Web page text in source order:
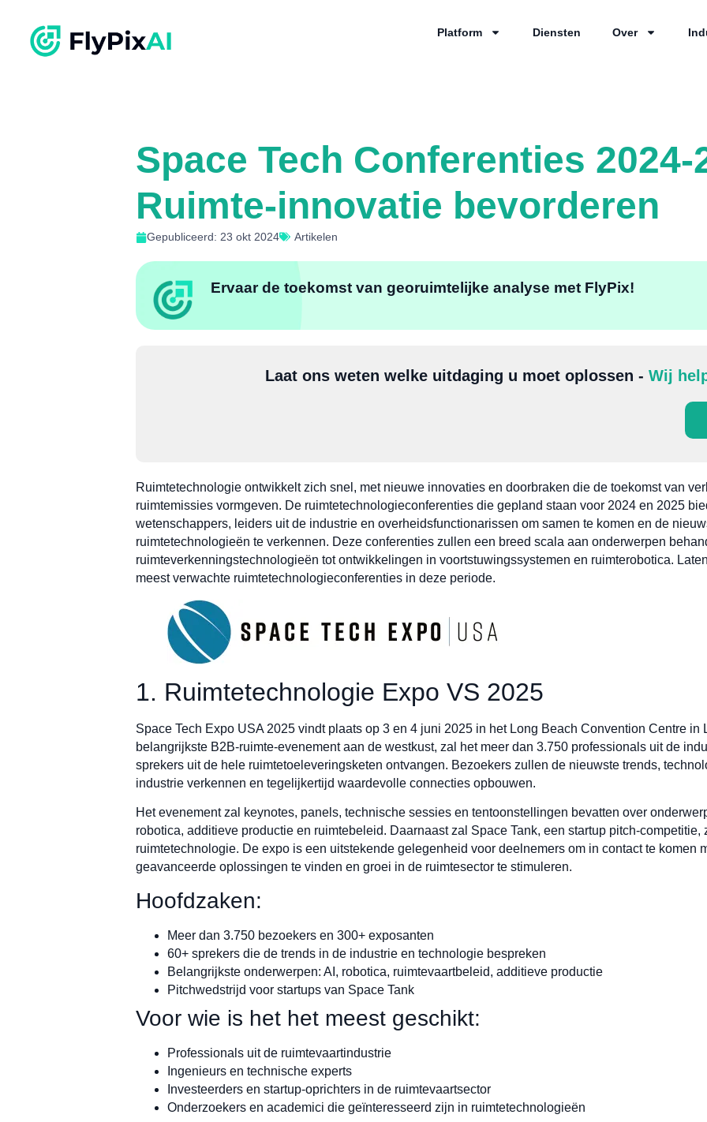
Platform Diensten Over
Space Tech Conferenties 2024-
Ruimte-innovatie bevorderen
Gepubliceerd: 23 okt 2024 Artikelen
Ervaar de toekomst van georuimtelijke analyse met FlyPix!
Laat ons weten welke uitdaging u moet oplossen - Wij
Ruimtetechnologie ontwikkelt zich snel, met nieuwe innovaties en doorbraken die de toekomst van
ruimtemissies vormgeven. De ruimtetechnologieconferenties die gepland staan voor 2024 en 2025
wetenschappers, leiders uit de industrie en overheidsfunctionarissen om samen te komen en de
ruimtetechnologieën te verkennen. Deze conferenties zullen een breed scala aan onderwerpen
ruimteverkenningstechnologieën tot ontwikkelingen in voortstuwingssystemen en ruimterobotica.
meest verwachte ruimtetechnologieconferenties in deze periode.
1. Ruimtetechnologie Expo VS 2025
Space Tech Expo USA 2025 vindt plaats op 3 en 4 juni 2025 in het Long Beach Convention Centre in
belangrijkste B2B-ruimte-evenement aan de westkust, zal het meer dan 3.750 professionals uit de
sprekers uit de hele ruimtetoeleveringsketen ontvangen. Bezoekers zullen de nieuwste trends,
industrie verkennen en tegelijkertijd waardevolle connecties opbouwen.
Het evenement zal keynotes, panels, technische sessies en tentoonstellingen bevatten over
robotica, additieve productie en ruimtebeleid. Daarnaast zal Space Tank, een startup pitch-competitie,
ruimtetechnologie. De expo is een uitstekende gelegenheid voor deelnemers om in contact te komen
geavanceerde oplossingen te vinden en groei in de ruimtesector te stimuleren.
Hoofdzaken:
Meer dan 3.750 bezoekers en 300+ exposanten
60+ sprekers die de trends in de industrie en technologie bespreken
Belangrijkste onderwerpen: AI, robotica, ruimtevaartbeleid, additieve productie
Pitchwedstrijd voor startups van Space Tank
Voor wie is het het meest geschikt:
Professionals uit de ruimtevaartindustrie
Ingenieurs en technische experts
Investeerders en startup-oprichters in de ruimtevaartsector
Onderzoekers en academici die geïnteresseerd zijn in ruimtetechnologieën